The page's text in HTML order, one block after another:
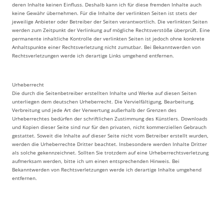
deren Inhalte keinen Einfluss. Deshalb kann ich für diese fremden Inhalte auch
keine Gewähr übernehmen. Für die Inhalte der verlinkten Seiten ist stets der
jeweilige Anbieter oder Betreiber der Seiten verantwortlich. Die verlinkten Seiten
werden zum Zeitpunkt der Verlinkung auf mögliche Rechtsverstöße überprüft. Eine
permanente inhaltliche Kontrolle der verlinkten Seiten ist jedoch ohne konkrete
Anhaltspunkte einer Rechtsverletzung nicht zumutbar. Bei Bekanntwerden von
Rechtsverletzungen werde ich derartige Links umgehend entfernen.
Urheberrecht
Die durch die Seitenbetreiber erstellten Inhalte und Werke auf diesen Seiten
unterliegen dem deutschen Urheberrecht. Die Vervielfältigung, Bearbeitung,
Verbreitung und jede Art der Verwertung außerhalb der Grenzen des
Urheberrechtes bedürfen der schriftlichen Zustimmung des Künstlers. Downloads
und Kopien dieser Seite sind nur für den privaten, nicht kommerziellen Gebrauch
gestattet. Soweit die Inhalte auf dieser Seite nicht vom Betreiber erstellt wurden,
werden die Urheberrechte Dritter beachtet. Insbesondere werden Inhalte Dritter
als solche gekennzeichnet. Sollten Sie trotzdem auf eine Urheberrechtsverletzung
aufmerksam werden, bitte ich um einen entsprechenden Hinweis. Bei
Bekanntwerden von Rechtsverletzungen werde ich derartige Inhalte umgehend
entfernen.